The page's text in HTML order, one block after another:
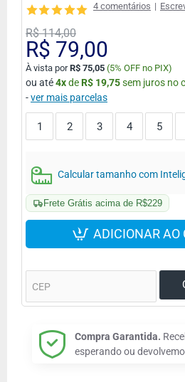
Frete Grátis acima de R$229
Calcular tamanho com
4 comentários |
R$ 79,00
R$ 114,00
À vista porR$ 75,05 (5% OFF no PIX)
ou até4xdeR$ 19,75sem juros no
-ver mais parcelas
1 2 3 4 5
ADICIONAR AO
Compra Garantida.
esperando ou